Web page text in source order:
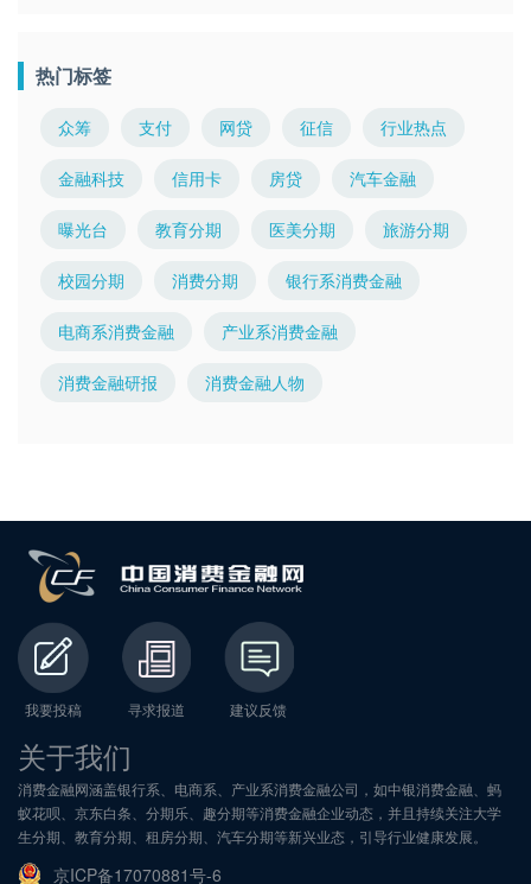
热门标签
众筹 支付 网贷 征信 行业热点
金融科技 信用卡 房贷 汽车金融
曝光台 教育分期 医美分期 旅游分期
校园分期 消费分期 银行系消费金融
电商系消费金融 产业系消费金融
消费金融研报 消费金融人物
我要投稿 寻求报道 建议反馈
关于我们
消费金融网涵盖银行系、电商系、产业系消费金融公司，如中银消费金融、蚂
蚁花呗、京东白条、分期乐、趣分期等消费金融企业动态，并且持续关注大学
生分期、教育分期、租房分期、汽车分期等新兴业态，引导行业健康发展。
京ICP备17070881号-6